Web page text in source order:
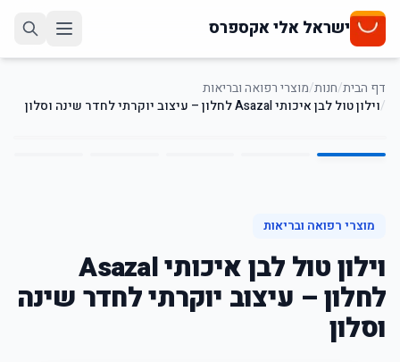
ישראל אלי אקספרס
דף הבית/חנות/מוצרי רפואה ובריאות
/וילון טול לבן איכותי Asazal לחלון – עיצוב יוקרתי לחדר שינה וסלון 1
/
מוצרי רפואה ובריאות
וילון טול לבן איכותי Asazal
לחלון – עיצוב יוקרתי לחדר שינה
וסלון